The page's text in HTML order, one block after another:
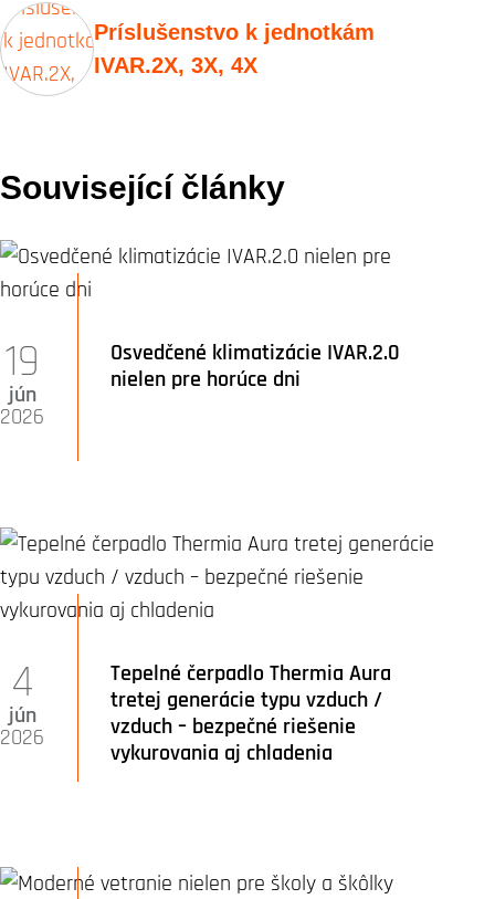
Príslušenstvo k jednotkám
IVAR.2X, 3X, 4X
Související články
Osvedčené klimatizácie IVAR.2.0
nielen pre horúce dni
19
jún
2026
Tepelné čerpadlo Thermia Aura
tretej generácie typu vzduch /
vzduch – bezpečné riešenie
vykurovania aj chladenia
4
jún
2026